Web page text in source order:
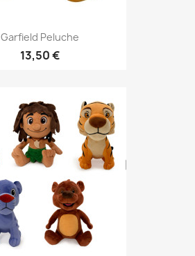
Garfield Peluche
13,50 €